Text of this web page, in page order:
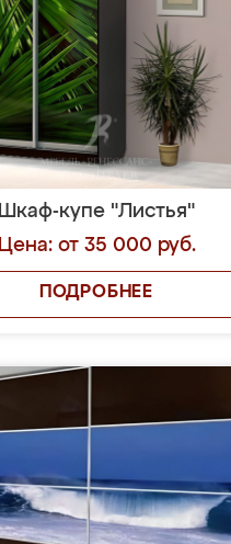
Шкаф-купе "Листья"
Цена: от 35 000 руб.
ПОДРОБНЕЕ